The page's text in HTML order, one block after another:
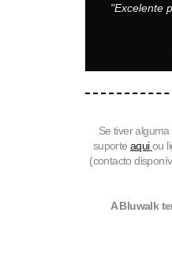
"Excelente
Se tiver
suporte aqui ou
(contacto
A Bluwalk